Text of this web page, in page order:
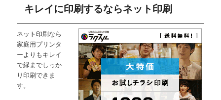
キレイに印刷するならネット印刷
ネット印刷なら
家庭用プリンタ
ーよりもキレイ
で縁までしっか
り印刷できま
す。